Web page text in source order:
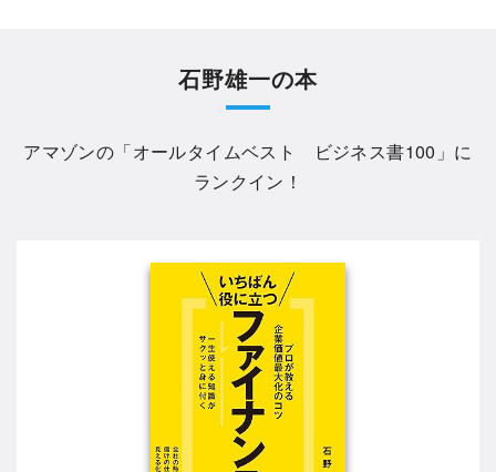
石野雄一の本
アマゾンの「オールタイムベスト ビジネス書100 」に
ランクイン！